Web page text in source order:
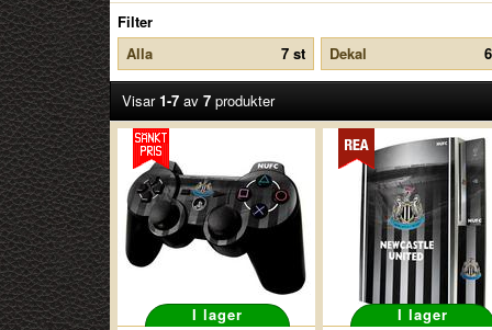
Filter
Alla
7 st Dekal
Visar1-7av 7produkter
I lager
I lager